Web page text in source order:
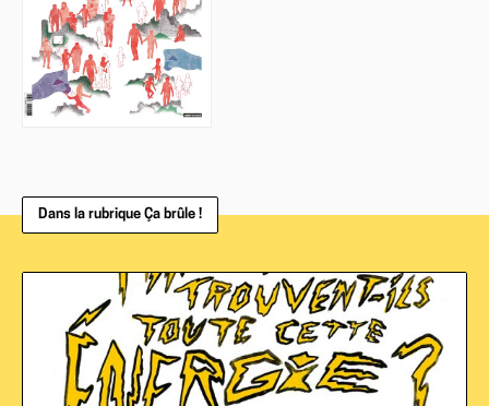
Dans la rubrique Ça brûle !